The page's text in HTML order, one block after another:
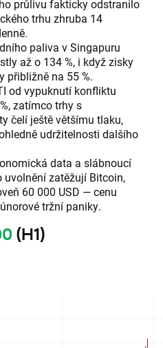
průlivu fakticky odstranilo
trhu zhruba 14
paliva v Singapuru
až o 134 %, i když zisky
přibližně na 55 %.
od vypuknutí konfliktu
zatímco trhy s
čelí ještě většímu tlaku,
udržitelnosti dalšího
data a slábnoucí
uvolnění zatěžují Bitcoin,
60 000 USD — cenu
tržní paniky.
(H1)